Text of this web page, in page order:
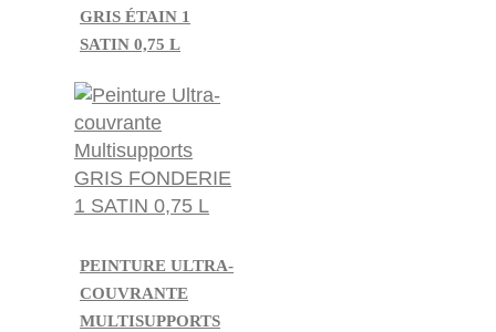
GRIS ÉTAIN 1
SATIN 0,75 L
PEINTURE ULTRA-
COUVRANTE
MULTISUPPORTS